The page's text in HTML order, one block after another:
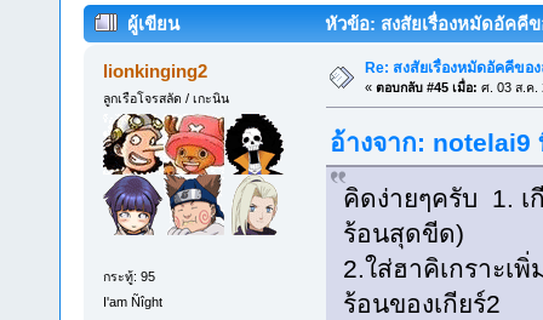
ผู้เขียน หัวข้อ: สงสัยเรื่องหมัดอัคคี
lionkinging2
ลูกเรือโจรสลัด / เกะนิน
กระทู้: 95
I'am Ñîght
Re: สงสัยเรื่องหมัดอัคคีขอ
« ตอบกลับ #45 เมื่อ: ศ. 03 ส.ค.
อ้างจาก: notelai9
คิดง่ายๆครับ 1.
ร้อนสุดขีด)
2.ใส่ฮาคิเกราะเ
ร้อนของเกียร์2